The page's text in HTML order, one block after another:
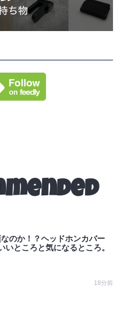
のか！？ヘッドホンカバー
いところと気になるところ。
18分前